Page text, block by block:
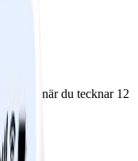
50% när du tecknar 12